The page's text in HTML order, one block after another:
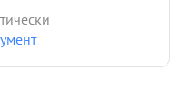
произвел 30
на БЕЛГОРОДСКОМ
43г. по настоящее